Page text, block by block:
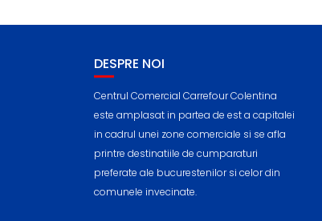
DESPRE NOI
Centrul Comercial Carrefour Colentina
este amplasat in partea de est a capitalei
in cadrul unei zone comerciale si se afla
printre destinatiile de cumparaturi
preferate ale bucurestenilor si celor din
comunele invecinate.